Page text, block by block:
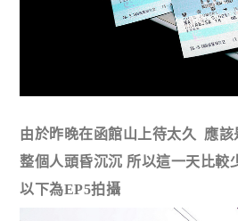
由於昨晚在函館山上待太久 應該
整個人頭昏沉沉 所以這一天比較
以下為EP5拍攝